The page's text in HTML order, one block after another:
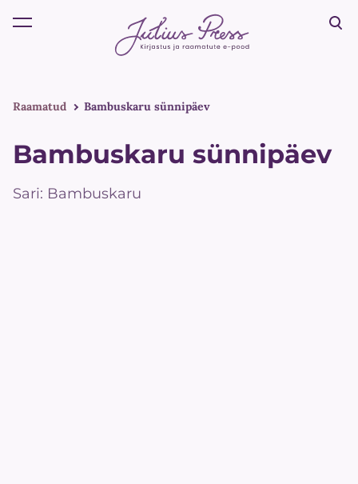
lisati ostukorvi. Vaata ostukorvi
Raamatud Bambuskaru sünnipäev
Bambuskaru sünnipäev
Sari: Bambuskaru